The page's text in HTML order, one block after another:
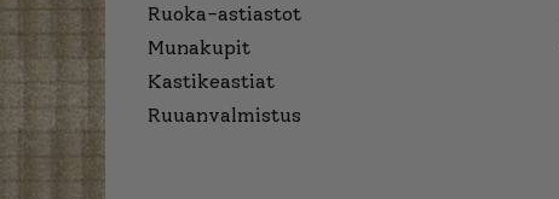
Ruoka-astiastot
Munakupit
Kastikeastiat
Ruuanvalmistus